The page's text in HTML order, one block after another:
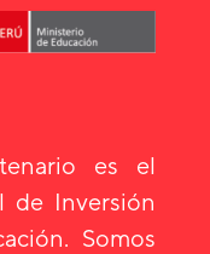
es el
de Inversión
Somos